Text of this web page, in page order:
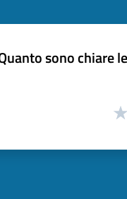
sono chiare